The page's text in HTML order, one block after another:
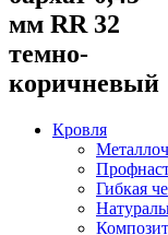
мм RR 32
темно-
коричневый
Кровля
Гибкая